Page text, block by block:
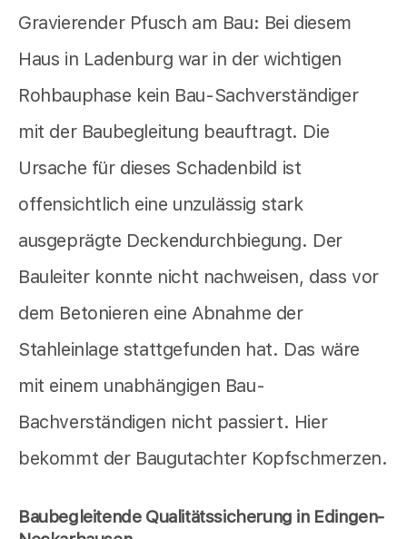
Gravierender Pfusch am Bau: Bei diesem
Haus in Ladenburg war in der wichtigen
Rohbauphase kein Bau-Sachverständiger
mit der Baubegleitung beauftragt. Die
Ursache für dieses Schadenbild ist
offensichtlich eine unzulässig stark
ausgeprägte Deckendurchbiegung. Der
Bauleiter konnte nicht nachweisen, dass vor
dem Betonieren eine Abnahme der
Stahleinlage stattgefunden hat. Das wäre
mit einem unabhängigen Bau-
Bachverständigen nicht passiert. Hier
bekommt der Baugutachter Kopfschmerzen.
Baubegleitende Qualitätssicherung in Edingen-